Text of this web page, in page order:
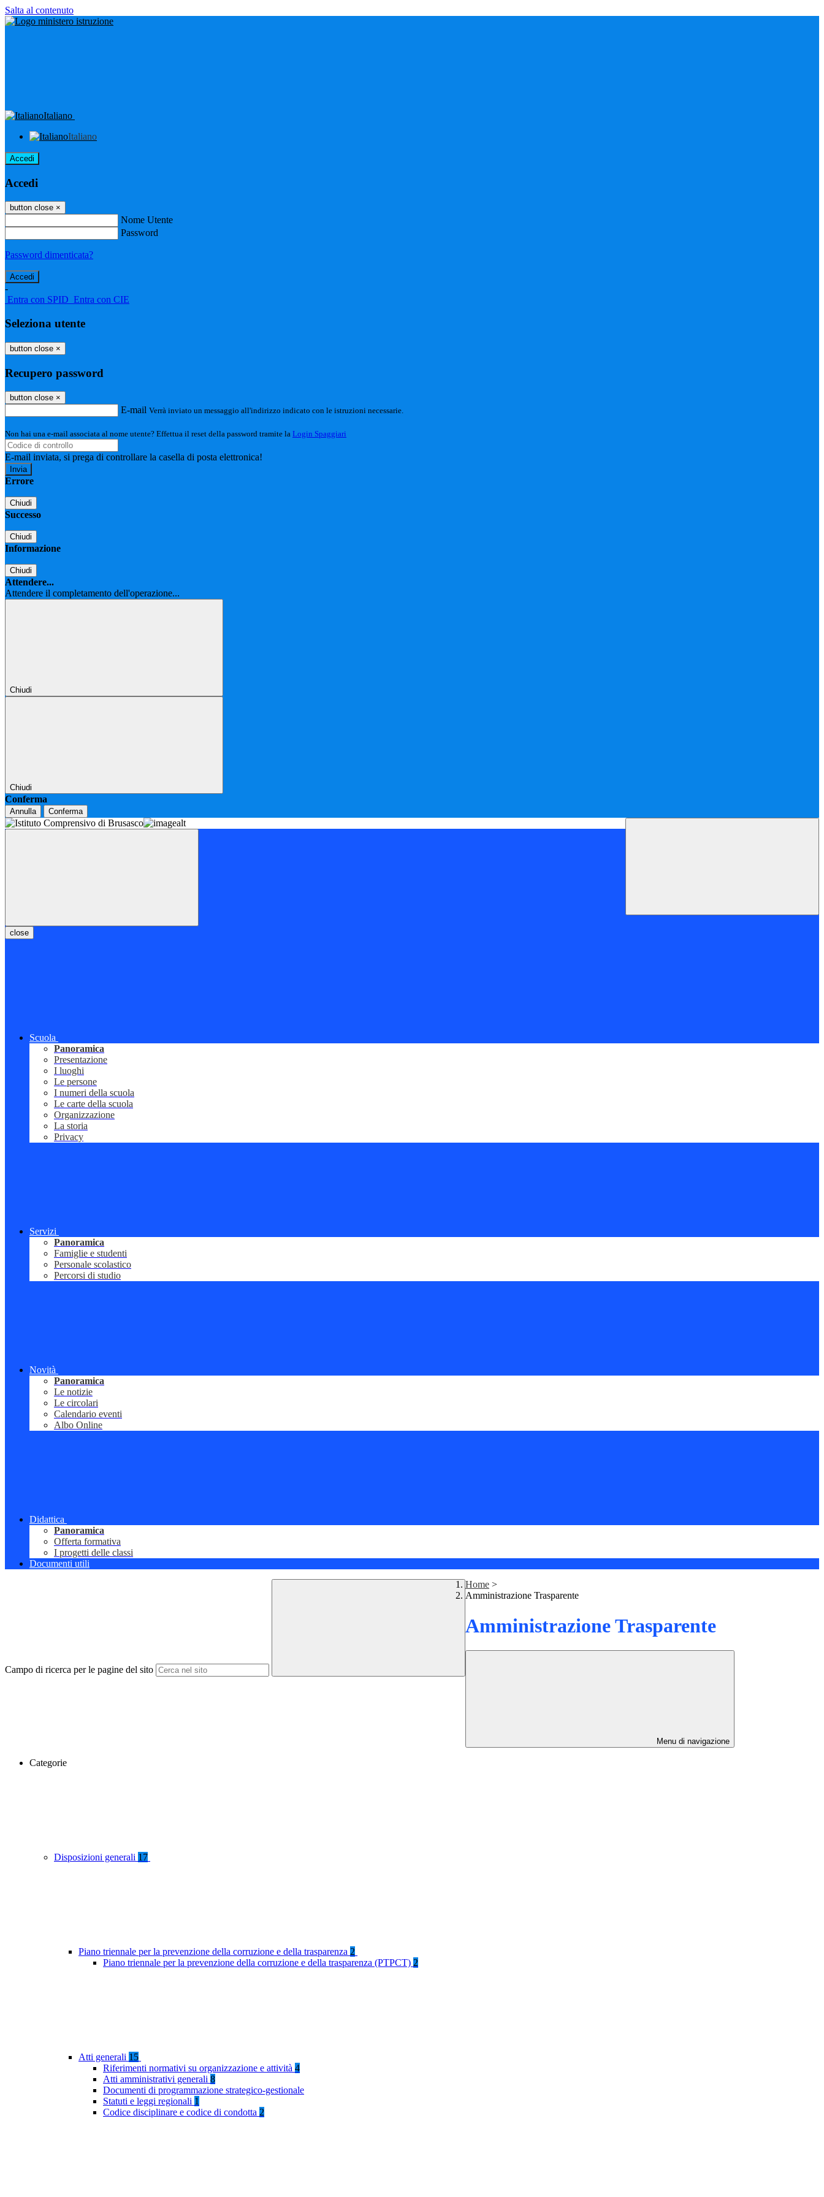
Salta al contenuto
Italiano
Italiano
Accedi
Accedi
button close ×
Nome Utente
Password
Password dimenticata?
-
Entra con SPID Entra con CIE
Seleziona utente
button close ×
Recupero password
button close ×
E-mail Verrà inviato un messaggio all'indirizzo indicato con le istruzioni necessarie.
Non hai una e-mail associata al nome utente? Effettua il reset della password tramite la Login Spaggiari
E-mail inviata, si prega di controllare la casella di posta elettronica!
Errore
Chiudi
Successo
Chiudi
Informazione
Chiudi
Attendere...
Attendere il completamento dell'operazione...
Chiudi
Chiudi
Conferma
Annulla Conferma
close
Scuola
Panoramica
Presentazione
I luoghi
Le persone
I numeri della scuola
Le carte della scuola
Organizzazione
La storia
Privacy
Servizi
Panoramica
Famiglie e studenti
Personale scolastico
Percorsi di studio
Novità
Panoramica
Le notizie
Le circolari
Calendario eventi
Albo Online
Didattica
Panoramica
Offerta formativa
I progetti delle classi
Documenti utili
Campo di ricerca per le pagine del sito
Home >
Amministrazione Trasparente
Amministrazione Trasparente
Menu di navigazione
Categorie
Disposizioni generali 17
Piano triennale per la prevenzione della corruzione e della trasparenza 2
Piano triennale per la prevenzione della corruzione e della trasparenza (PTPCT) 2
Atti generali 15
Riferimenti normativi su organizzazione e attività 4
Atti amministrativi generali 8
Documenti di programmazione strategico-gestionale
Statuti e leggi regionali 1
Codice disciplinare e codice di condotta 2